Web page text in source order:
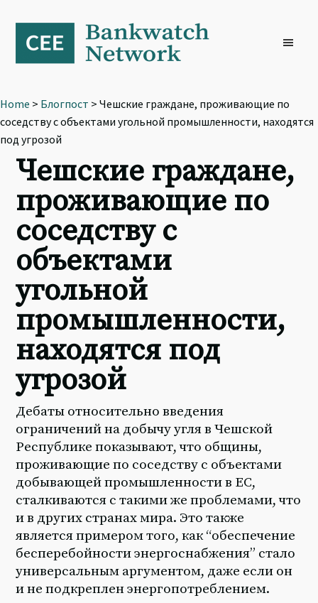
primary
navigation
content
footer
Home > Блогпост > Чешские граждане, проживающие по
соседству с объектами угольной промышленности, находятся
под угрозой
Чешские граждане,
проживающие по
соседству с
объектами
угольной
промышленности,
находятся под
угрозой
Дебаты относительно введения
ограничений на добычу угля в Чешской
Республике показывают, что общины,
проживающие по соседству с объектами
добывающей промышленности в ЕС,
сталкиваются с такими же проблемами, что
и в других странах мира. Это также
является примером того, как “обеспечение
бесперебойности энергоснабжения” стало
универсальным аргументом, даже если он
и не подкреплен энергопотреблением.